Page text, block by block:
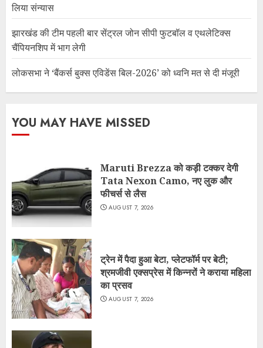
लिया संन्यास
झारखंड की टीम पहली बार सेंट्रल जोन सीपी फुटबॉल व एथलेटिक्स
चैंपियनशिप में भाग लेगी
लोकसभा ने ‘बैंकर्स बुक्स एविडेंस बिल-2026’ को ध्वनि मत से दी मंजूरी
YOU MAY HAVE MISSED
Maruti Brezza को कड़ी टक्कर देगी
Tata Nexon Camo, नए लुक और
फीचर्स से लैस
AUGUST 7, 2026
ट्रेन में पैदा हुआ बेटा, प्लेटफॉर्म पर बेटी;
श्रमजीवी एक्सप्रेस में किन्नरों ने कराया महिला
का प्रसव
AUGUST 7, 2026